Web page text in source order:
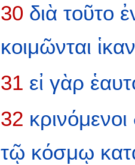
30 διὰ τοῦτο
κοιμῶνται
31 εἰ γὰρ
32 κρινόμενοι
τῷ κόσμῳ